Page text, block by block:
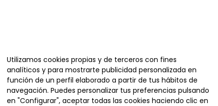
Utilizamos cookies propias y de terceros con fines
analíticos y para mostrarte publicidad personalizada en
función de un perfil elaborado a partir de tus hábitos de
navegación. Puedes personalizar tus preferencias pulsando
en "Configurar", aceptar todas las cookies haciendo clic en